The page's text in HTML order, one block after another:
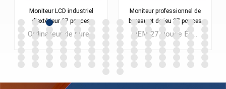
Moniteur LCD industriel
d'extérieur 27 pouces
K270F165
Ordinateur de bureau à écran LCD LED 27 pouces OEM/ODM d'usine Full HD Moniteurs pour les entreprises de CAO sur ordinateur portable
Moniteur professionnel de
bureau et de jeu 27 pouces
K270F240
OEM 27 Pouce Écran LCD LED pour ordinateur Moniteur 1080P 2K Lolgo personnalisé avec un faible MOQ